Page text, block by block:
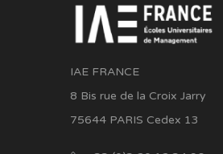
IAE FRANCE
8 Bis rue de la Croix Jarry
75644 PARIS Cedex 13